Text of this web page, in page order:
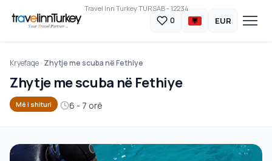
Travel Inn Turkey TURSAB - 12234
0 EUR
Kryefaqe Zhytje me scuba në Fethiye
Zhytje me scuba në Fethiye
Më i shituri 6 - 7 orë